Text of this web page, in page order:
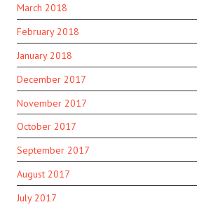
March 2018
February 2018
January 2018
December 2017
November 2017
October 2017
September 2017
August 2017
July 2017